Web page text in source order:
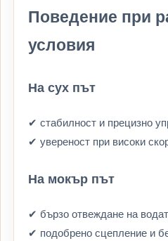
Поведение при
условия
На сух път
✔ стабилност и прецизно
✔ увереност при високи
На мокър път
✔ бързо отвеждане на
✔ подобрено сцепление и